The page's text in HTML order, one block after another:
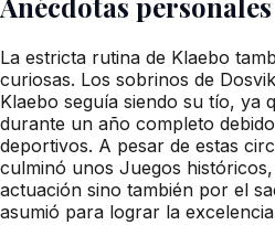
La estricta rutina de Klaebo
curiosas. Los sobrinos de
Klaebo seguía siendo su tío, ya
durante un año completo
deportivos. A pesar de estas
culminó unos Juegos
actuación sino también por el
asumió para lograr la